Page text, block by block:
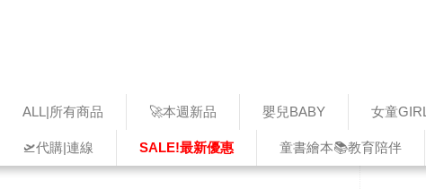
ALL|所有商品 🚀本週新品 嬰兒BABY 女童GIRL
🛫代購|連線 SALE!最新優惠 童書繪本📚教育陪伴